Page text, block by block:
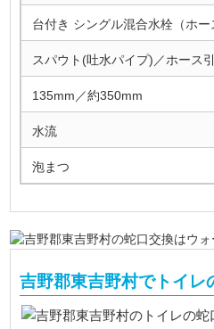
台付き シングル混合水栓（ホー
スパウト(吐水パイプ)／ホース
135mm／約350mm
水流
泡まつ
吉野郡東吉野村でトイレ